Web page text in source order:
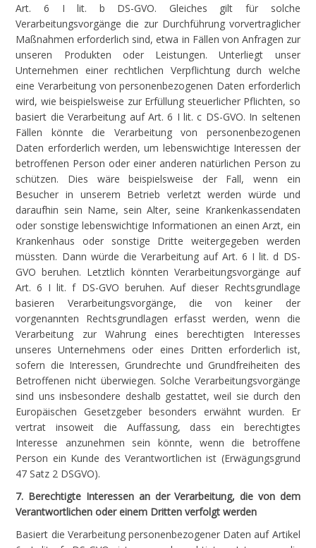
Art. 6 I lit. b DS-GVO. Gleiches gilt für solche
Verarbeitungsvorgänge die zur Durchführung vorvertraglicher
Maßnahmen erforderlich sind, etwa in Fällen von Anfragen zur
unseren Produkten oder Leistungen. Unterliegt unser
Unternehmen einer rechtlichen Verpflichtung durch welche
eine Verarbeitung von personenbezogenen Daten erforderlich
wird, wie beispielsweise zur Erfüllung steuerlicher Pflichten, so
basiert die Verarbeitung auf Art. 6 I lit. c DS-GVO. In seltenen
Fällen könnte die Verarbeitung von personenbezogenen
Daten erforderlich werden, um lebenswichtige Interessen der
betroffenen Person oder einer anderen natürlichen Person zu
schützen. Dies wäre beispielsweise der Fall, wenn ein
Besucher in unserem Betrieb verletzt werden würde und
daraufhin sein Name, sein Alter, seine Krankenkassendaten
oder sonstige lebenswichtige Informationen an einen Arzt, ein
Krankenhaus oder sonstige Dritte weitergegeben werden
müssten. Dann würde die Verarbeitung auf Art. 6 I lit. d DS-
GVO beruhen. Letztlich könnten Verarbeitungsvorgänge auf
Art. 6 I lit. f DS-GVO beruhen. Auf dieser Rechtsgrundlage
basieren Verarbeitungsvorgänge, die von keiner der
vorgenannten Rechtsgrundlagen erfasst werden, wenn die
Verarbeitung zur Wahrung eines berechtigten Interesses
unseres Unternehmens oder eines Dritten erforderlich ist,
sofern die Interessen, Grundrechte und Grundfreiheiten des
Betroffenen nicht überwiegen. Solche Verarbeitungsvorgänge
sind uns insbesondere deshalb gestattet, weil sie durch den
Europäischen Gesetzgeber besonders erwähnt wurden. Er
vertrat insoweit die Auffassung, dass ein berechtigtes
Interesse anzunehmen sein könnte, wenn die betroffene
Person ein Kunde des Verantwortlichen ist (Erwägungsgrund
47 Satz 2 DSGVO).
7. Berechtigte Interessen an der Verarbeitung, die von dem
Verantwortlichen oder einem Dritten verfolgt werden
Basiert die Verarbeitung personenbezogener Daten auf Artikel